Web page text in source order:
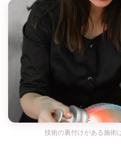
技術の裏付けがある施術